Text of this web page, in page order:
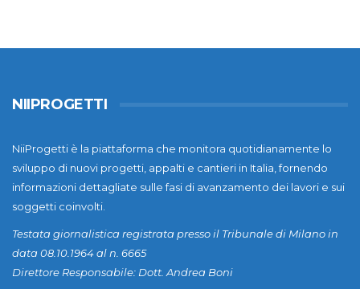
NIIPROGETTI
NiiProgetti è la piattaforma che monitora quotidianamente lo
sviluppo di nuovi progetti, appalti e cantieri in Italia, fornendo
informazioni dettagliate sulle fasi di avanzamento dei lavori e sui
soggetti coinvolti.
Testata giornalistica registrata presso il Tribunale di Milano in
data 08.10.1964 al n. 6665
Direttore Responsabile: Dott. Andrea Boni